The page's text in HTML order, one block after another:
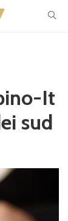
It
sud